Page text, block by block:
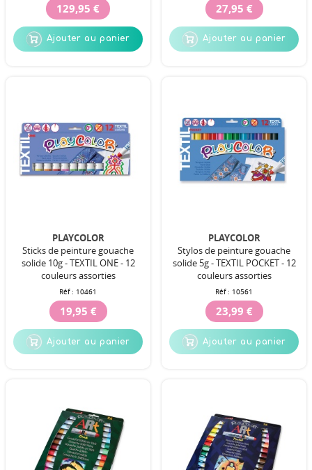
129,95 €
Ajouter au panier
27,95 €
Ajouter au panier
PLAYCOLOR
Sticks de peinture gouache
solide 10g - TEXTIL ONE - 12
couleurs assorties
Réf : 10461
19,95 €
Ajouter au panier
PLAYCOLOR
Stylos de peinture gouache
solide 5g - TEXTIL POCKET - 12
couleurs assorties
Réf : 10561
23,99 €
Ajouter au panier